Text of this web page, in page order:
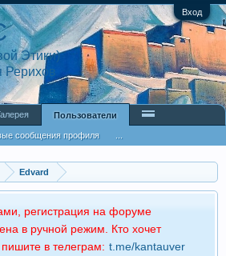
Вход
Edvard
регистрация на форуме
в ручной режим. Кто хочет
пишите в телеграм: t.me/kantauver
Этики)
Рерихов
Пользователи
сообщения профиля